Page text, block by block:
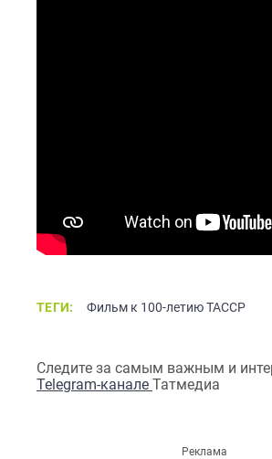
ТЕГИ: Фильм к 100-летию ТАССР
Следите за самым важным и
Telegram-канале Татмедиа
Реклама